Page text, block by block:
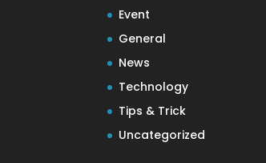
Event
General
News
Technology
Tips & Trick
Uncategorized